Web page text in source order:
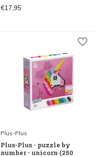
€17,95
Plus-Plus
Plus-Plus - puzzle by
number - unicorn (250